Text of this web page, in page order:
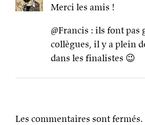
Merci les amis !
@Francis : ils font pas
collègues, il y a plein
dans les finalistes 😉
Les commentaires sont fermés.